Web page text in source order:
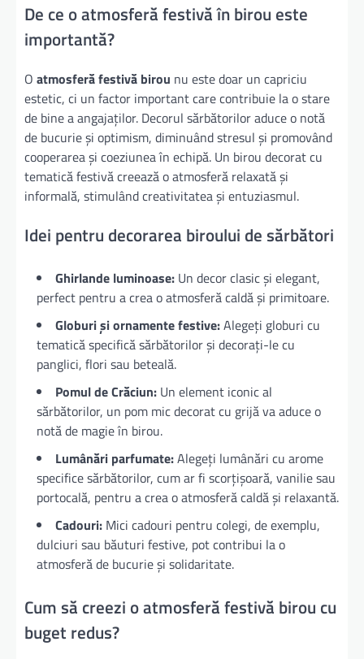
De ce o atmosferă festivă în birou este
importantă?
O atmosferă festivă birou nu este doar un capriciu
estetic, ci un factor important care contribuie la o stare
de bine a angajaților. Decorul sărbătorilor aduce o notă
de bucurie și optimism, diminuând stresul și promovând
cooperarea și coeziunea în echipă. Un birou decorat cu
tematică festivă creează o atmosferă relaxată și
informală, stimulând creativitatea și entuziasmul.
Idei pentru decorarea biroului de sărbători
Ghirlande luminoase: Un decor clasic și elegant,
perfect pentru a crea o atmosferă caldă și primitoare.
Globuri și ornamente festive:Alegeți globuri cu
tematică specifică sărbătorilor și decorați-le cu
panglici, flori sau beteală.
Pomul de Crăciun: Un element iconic al
sărbătorilor, un pom mic decorat cu grijă va aduce o
notă de magie în birou.
Lumânări parfumate:Alegeți lumânări cu arome
specifice sărbătorilor, cum ar fi scorțișoară, vanilie sau
portocală, pentru a crea o atmosferă caldă și relaxantă.
Cadouri: Mici cadouri pentru colegi, de exemplu,
dulciuri sau băuturi festive, pot contribui la o
atmosferă de bucurie și solidaritate.
Cum să creezi o atmosferă festivă birou cu
buget redus?